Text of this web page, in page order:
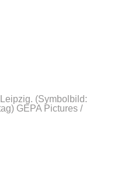
(Symbolbild:
GEPA Pictures /